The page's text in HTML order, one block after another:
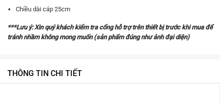
Chiều dài cáp 25cm
***Lưu ý: Xin quý khách kiểm tra cổng hỗ trợ trên thiết bị trước khi mua để
tránh nhầm không mong muốn (sản phẩm đúng như ảnh đại diện)
THÔNG TIN CHI TIẾT